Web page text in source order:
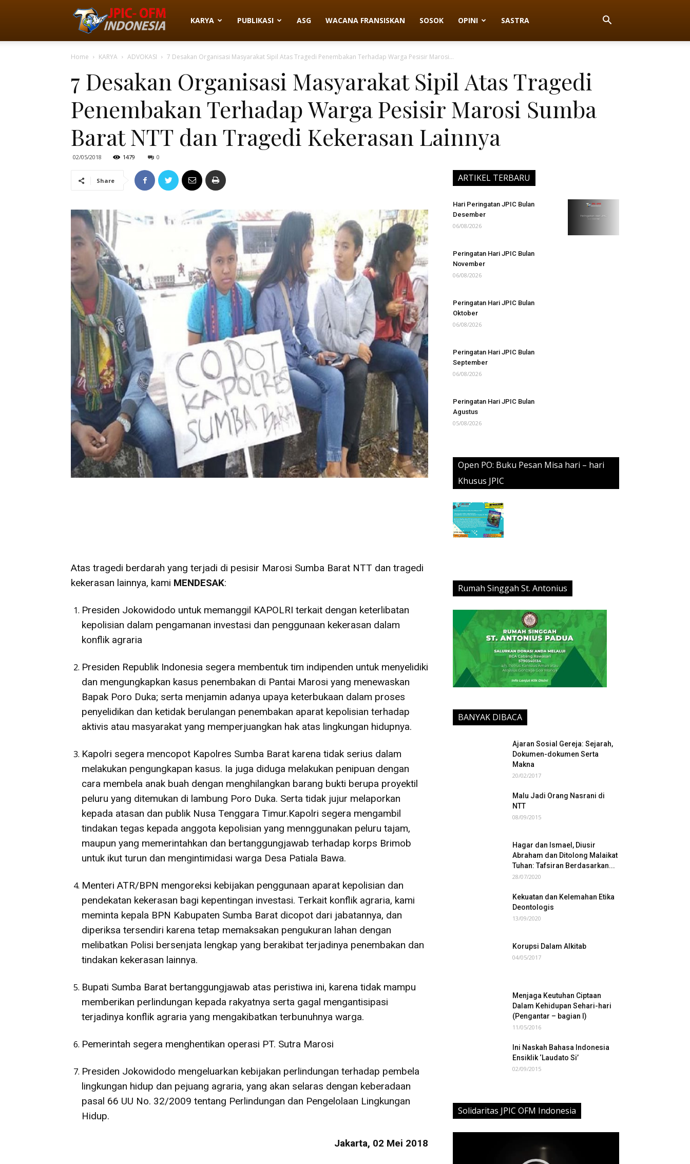
JPIC-
OFM
Indonesia
KARYA PUBLIKASI ASG WACANA FRANSISKAN SOSOK OPINI SASTRA
Home KARYA ADVOKASI 7 Desakan Organisasi Masyarakat Sipil Atas Tragedi Penembakan Terhadap Warga Pesisir Marosi...
7 Desakan Organisasi Masyarakat Sipil Atas Tragedi
Penembakan Terhadap Warga Pesisir Marosi Sumba
Barat NTT dan Tragedi Kekerasan Lainnya
02/05/2018 1479 0
Share
Atas tragedi berdarah yang terjadi di pesisir Marosi Sumba Barat NTT dan tragedi
kekerasan lainnya, kami MENDESAK:
Presiden Jokowidodo untuk memanggil KAPOLRI terkait dengan keterlibatan
kepolisian dalam pengamanan investasi dan penggunaan kekerasan dalam
konflik agraria
Presiden Republik Indonesia segera membentuk tim indipenden untuk menyelidiki
dan mengungkapkan kasus penembakan di Pantai Marosi yang menewaskan
Bapak Poro Duka; serta menjamin adanya upaya keterbukaan dalam proses
penyelidikan dan ketidak berulangan penembakan aparat kepolisian terhadap
aktivis atau masyarakat yang memperjuangkan hak atas lingkungan hidupnya.
Kapolri segera mencopot Kapolres Sumba Barat karena tidak serius dalam
melakukan pengungkapan kasus. Ia juga diduga melakukan penipuan dengan
cara membela anak buah dengan menghilangkan barang bukti berupa proyektil
peluru yang ditemukan di lambung Poro Duka. Serta tidak jujur melaporkan
kepada atasan dan publik Nusa Tenggara Timur.Kapolri segera mengambil
tindakan tegas kepada anggota kepolisian yang mennggunakan peluru tajam,
maupun yang memerintahkan dan bertanggungjawab terhadap korps Brimob
untuk ikut turun dan mengintimidasi warga Desa Patiala Bawa.
Menteri ATR/BPN mengoreksi kebijakan penggunaan aparat kepolisian dan
pendekatan kekerasan bagi kepentingan investasi. Terkait konflik agraria, kami
meminta kepala BPN Kabupaten Sumba Barat dicopot dari jabatannya, dan
diperiksa tersendiri karena tetap memaksakan pengukuran lahan dengan
melibatkan Polisi bersenjata lengkap yang berakibat terjadinya penembakan dan
tindakan kekerasan lainnya.
Bupati Sumba Barat bertanggungjawab atas peristiwa ini, karena tidak mampu
memberikan perlindungan kepada rakyatnya serta gagal mengantisipasi
terjadinya konflik agraria yang mengakibatkan terbunuhnya warga.
Pemerintah segera menghentikan operasi PT. Sutra Marosi
Presiden Jokowidodo mengeluarkan kebijakan perlindungan terhadap pembela
lingkungan hidup dan pejuang agraria, yang akan selaras dengan keberadaan
pasal 66 UU No. 32/2009 tentang Perlindungan dan Pengelolaan Lingkungan
Hidup.
Jakarta, 02 Mei 2018
ARTIKEL TERBARU
Hari Peringatan JPIC Bulan
Desember
06/08/2026
Peringatan Hari JPIC Bulan
November
06/08/2026
Peringatan Hari JPIC Bulan
Oktober
06/08/2026
Peringatan Hari JPIC Bulan
September
06/08/2026
Peringatan Hari JPIC Bulan
Agustus
05/08/2026
Open PO: Buku Pesan Misa hari – hari
Khusus JPIC
Rumah Singgah St. Antonius
BANYAK DIBACA
Ajaran Sosial Gereja: Sejarah,
Dokumen-dokumen Serta
Makna
20/02/2017
Malu Jadi Orang Nasrani di
NTT
08/09/2015
Hagar dan Ismael, Diusir
Abraham dan Ditolong Malaikat
Tuhan: Tafsiran Berdasarkan...
28/07/2020
Kekuatan dan Kelemahan Etika
Deontologis
13/09/2020
Korupsi Dalam Alkitab
04/05/2017
Menjaga Keutuhan Ciptaan
Dalam Kehidupan Sehari-hari
(Pengantar – bagian I)
11/05/2016
Ini Naskah Bahasa Indonesia
Ensiklik ‘Laudato Si’
02/09/2015
Solidaritas JPIC OFM Indonesia